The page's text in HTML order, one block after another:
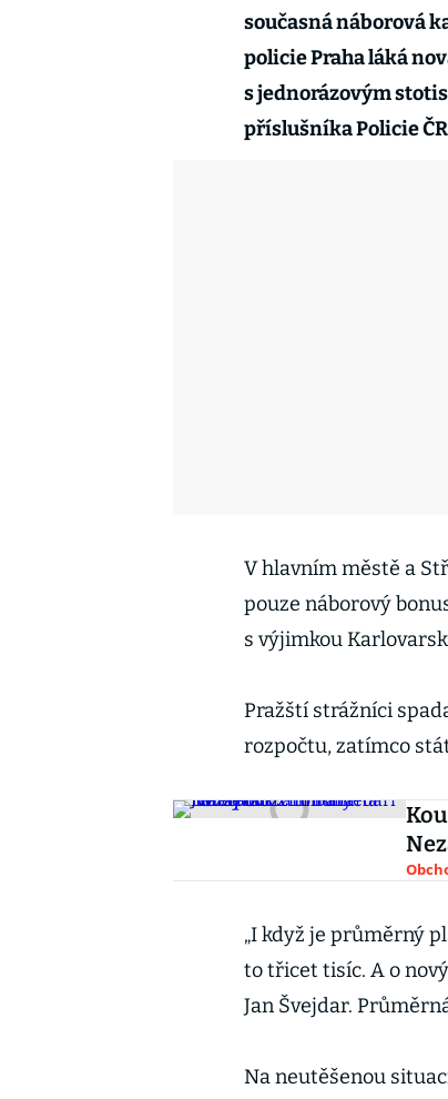
současná náborová
policie Praha láká
s jednorázovým
příslušníka Policie
V hlavním městě a
pouze náborový
s výjimkou
Pražští strážníci
rozpočtu, zatímco
„I když je průměrný
to třicet tisíc. A o
Jan Švejdar.
Na neutěšenou